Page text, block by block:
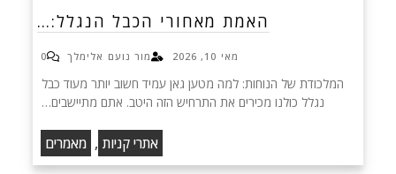
האמת מאחורי הכבל הנגלל:…
מאי 10, 2026 מור נועם אלימלך 0
המלכודת של הנוחות: למה מטען גאן עמיד חשוב יותר מעוד כבל
נגלל כולנו מכירים את התרחיש הזה היטב. אתם מתיישבים…
אתרי קניות , מאמרים